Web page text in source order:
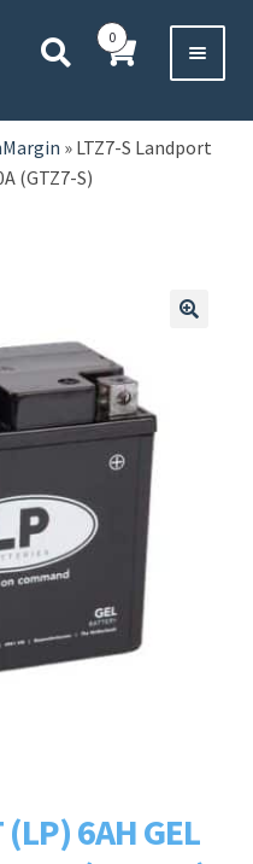
» LTZ7-S Landport
(GTZ7-S)
(LP) 6AH GEL
0